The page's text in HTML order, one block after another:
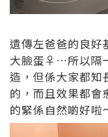
遺傳左爸爸的良好
大臉蛋‍♀️…所以隔
造，但係大家都
的，而且效果都會
的緊係自然啲好啦